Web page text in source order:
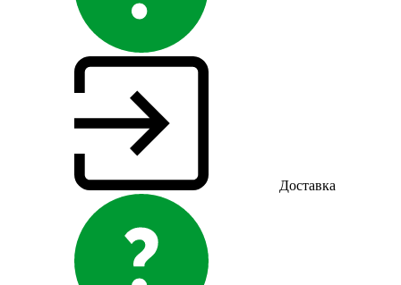
Доставка